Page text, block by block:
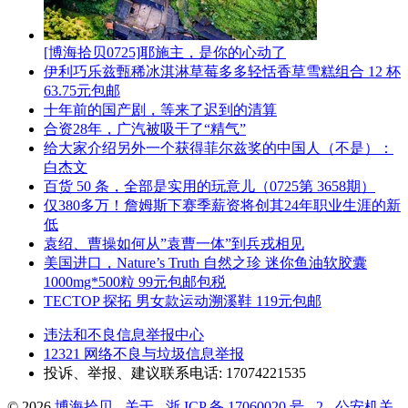
[博海拾贝0725]耶施主，是你的心动了
伊利巧乐兹甄稀冰淇淋草莓多多轻恬香草雪糕组合 12 杯
63.75元包邮
十年前的国产剧，等来了迟到的清算
合资28年，广汽被吸干了“精气”
给大家介绍另外一个获得菲尔兹奖的中国人（不是）：
白杰文
百货 50 条，全部是实用的玩意儿（0725第 3658期）
仅380多万！詹姆斯下赛季薪资将创其24年职业生涯的新
低
袁绍、曹操如何从”袁曹一体”到兵戎相见
美国进口，Nature’s Truth 自然之珍 迷你鱼油软胶囊
1000mg*500粒 99元包邮包税
TECTOP 探拓 男女款运动溯溪鞋 119元包邮
违法和不良信息举报中心
12321 网络不良与垃圾信息举报
投诉、举报、建议联系电话: 17074221535